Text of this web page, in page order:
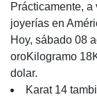
Prácticamente,
joyerías en
Hoy, sábado 08
oroKilogramo
dolar.
Karat 14